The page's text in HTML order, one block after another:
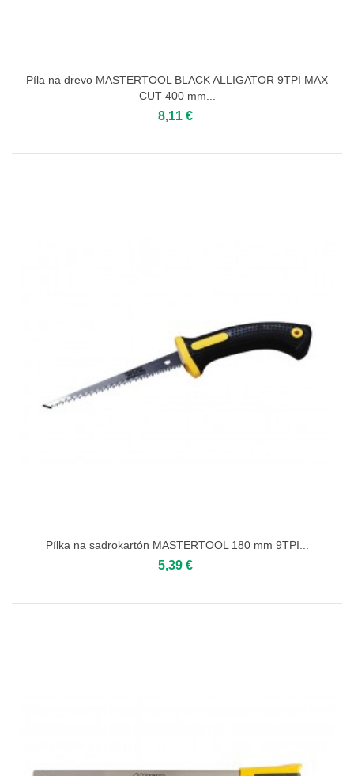
Píla na drevo MASTERTOOL BLACK ALLIGATOR 9TPI MAX
CUT 400 mm...
8,11 €
Pílka na sadrokartón MASTERTOOL 180 mm 9TPI...
5,39 €